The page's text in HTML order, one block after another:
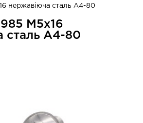
нержавіюча сталь A4-80
М5x16
сталь A4-80